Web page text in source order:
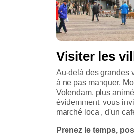
Visiter les
Au-delà des grandes
à ne pas manquer.
Volendam, plus
évidemment, vous
marché local, d'un
Prenez le temps,